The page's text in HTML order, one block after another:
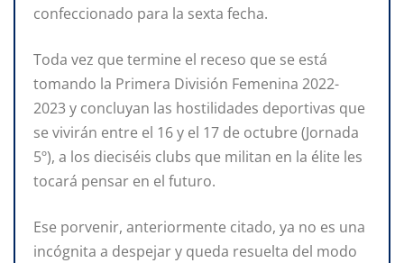
confeccionado para la sexta fecha.
Toda vez que termine el receso que se está
tomando la Primera División Femenina 2022-
2023 y concluyan las hostilidades deportivas que
se vivirán entre el 16 y el 17 de octubre (Jornada
5º), a los dieciséis clubs que militan en la élite les
tocará pensar en el futuro.
Ese porvenir, anteriormente citado, ya no es una
incógnita a despejar y queda resuelta del modo